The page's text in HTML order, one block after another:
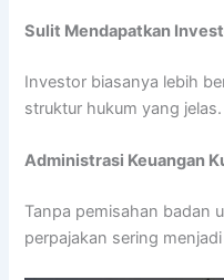
Sulit Mendapatkan
Investor biasanya lebih
struktur hukum yang jelas.
Administrasi Keuangan
Tanpa pemisahan badan
perpajakan sering